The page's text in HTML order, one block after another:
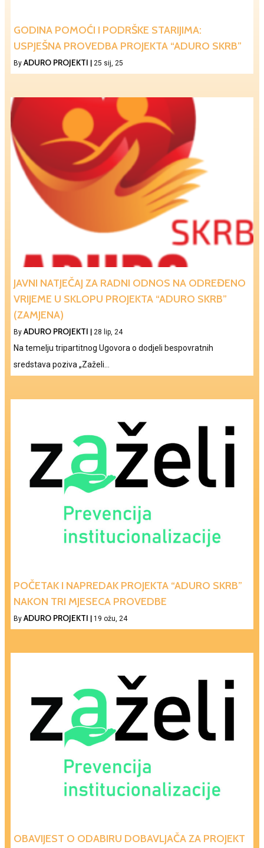
GODINA POMOĆI I PODRŠKE STARIJIMA:
USPJEŠNA PROVEDBA PROJEKTA “ADURO SKRB”
By ADURO PROJEKTI | 25 sij, 25
JAVNI NATJEČAJ ZA RADNI ODNOS NA ODREĐENO
VRIJEME U SKLOPU PROJEKTA “ADURO SKRB”
(ZAMJENA)
By ADURO PROJEKTI 28 lip, 24
Na temelju tripartitnog Ugovora o dodjeli bespovratnih
sredstava poziva „Zaželi…
POČETAK I NAPREDAK PROJEKTA “ADURO SKRB”
NAKON TRI MJESECA PROVEDBE
By ADURO PROJEKTI | 19 ožu, 24
OBAVIJEST O ODABIRU DOBAVLJAČA ZA PROJEKT